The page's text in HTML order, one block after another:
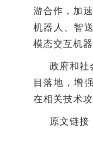
游合作，加
机器人、智
模态交互机
政府和社
目落地，增
在相关技术
原文链接